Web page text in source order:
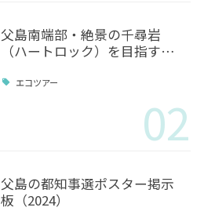
父島南端部・絶景の千尋岩
（ハートロック）を目指す…
エコツアー
02
父島の都知事選ポスター掲示
板（2024）